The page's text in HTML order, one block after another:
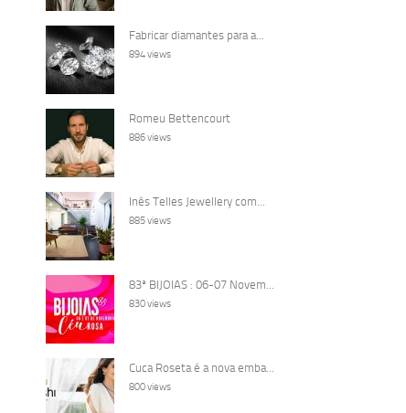
Fabricar diamantes para a...
894 views
Romeu Bettencourt
886 views
Inês Telles Jewellery com...
885 views
83ª BIJOIAS : 06-07 Novem...
830 views
Cuca Roseta é a nova emba...
800 views